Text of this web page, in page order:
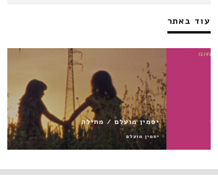
עוד באתר
יסמין מועלם / מחילה
יסמין מועלם